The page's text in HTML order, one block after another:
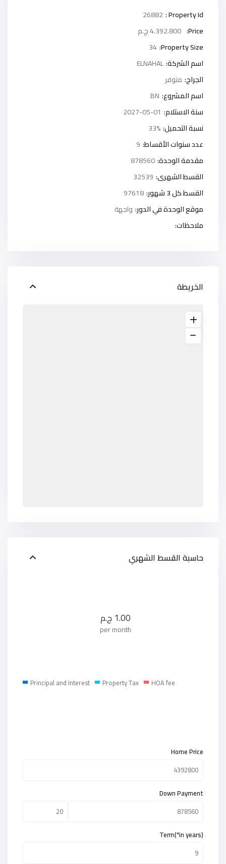
Property Id :
26882
Price: 4.392.800 ج.م
Property Size:
34
اسم الشركة:ELNAHAL
الجراج: متوفر
اسم المشروع: BN
سنة الاستلام: 2027-05-01
نسبة التحميل:33%
عدد سنوات الأقساط: 9
مقدمة الوحدة:878560
القسط الشهرى: 32539
القسط كل 3 شهور:
97618
موقع الوحدة في الدور: واجهة
ملاحظات:
الخريطة
حاسبة القسط الشهري
1.00 ج.م
per month
Principal and Interest Property Tax HOA fee
Home Price
Down Payment
Term(*in years)